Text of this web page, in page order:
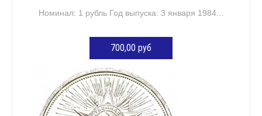
Номинал: 1 рубль Год выпуска: 3 января 1984...
700,00 руб
ДОБАВИТЬ В КОРЗИНУ